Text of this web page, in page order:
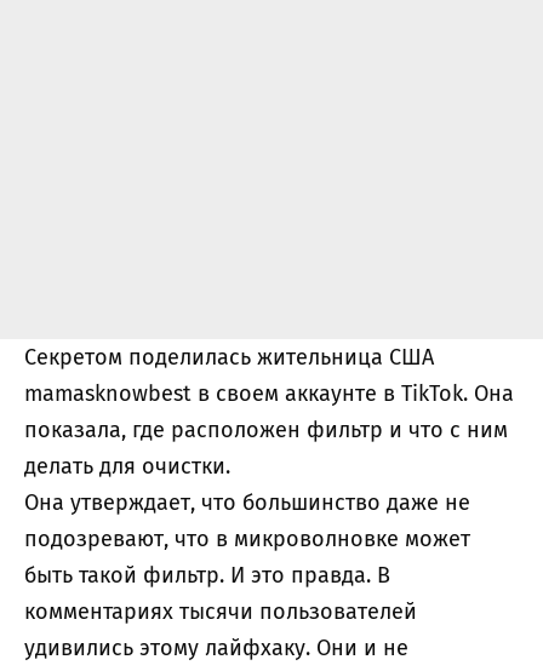
Секретом поделилась жительница США
mamasknowbest в своем аккаунте в TikTok. Она
показала, где расположен фильтр и что с ним
делать для очистки.
Она утверждает, что большинство даже не
подозревают, что в микроволновке может
быть такой фильтр. И это правда. В
комментариях тысячи пользователей
удивились этому лайфхаку. Они и не